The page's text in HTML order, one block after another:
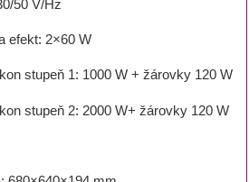
50 V/Hz
efekt: 2×60 W
stupeň 1: 1000 W + žárovky 120 W
stupeň 2: 2000 W+ žárovky 120 W